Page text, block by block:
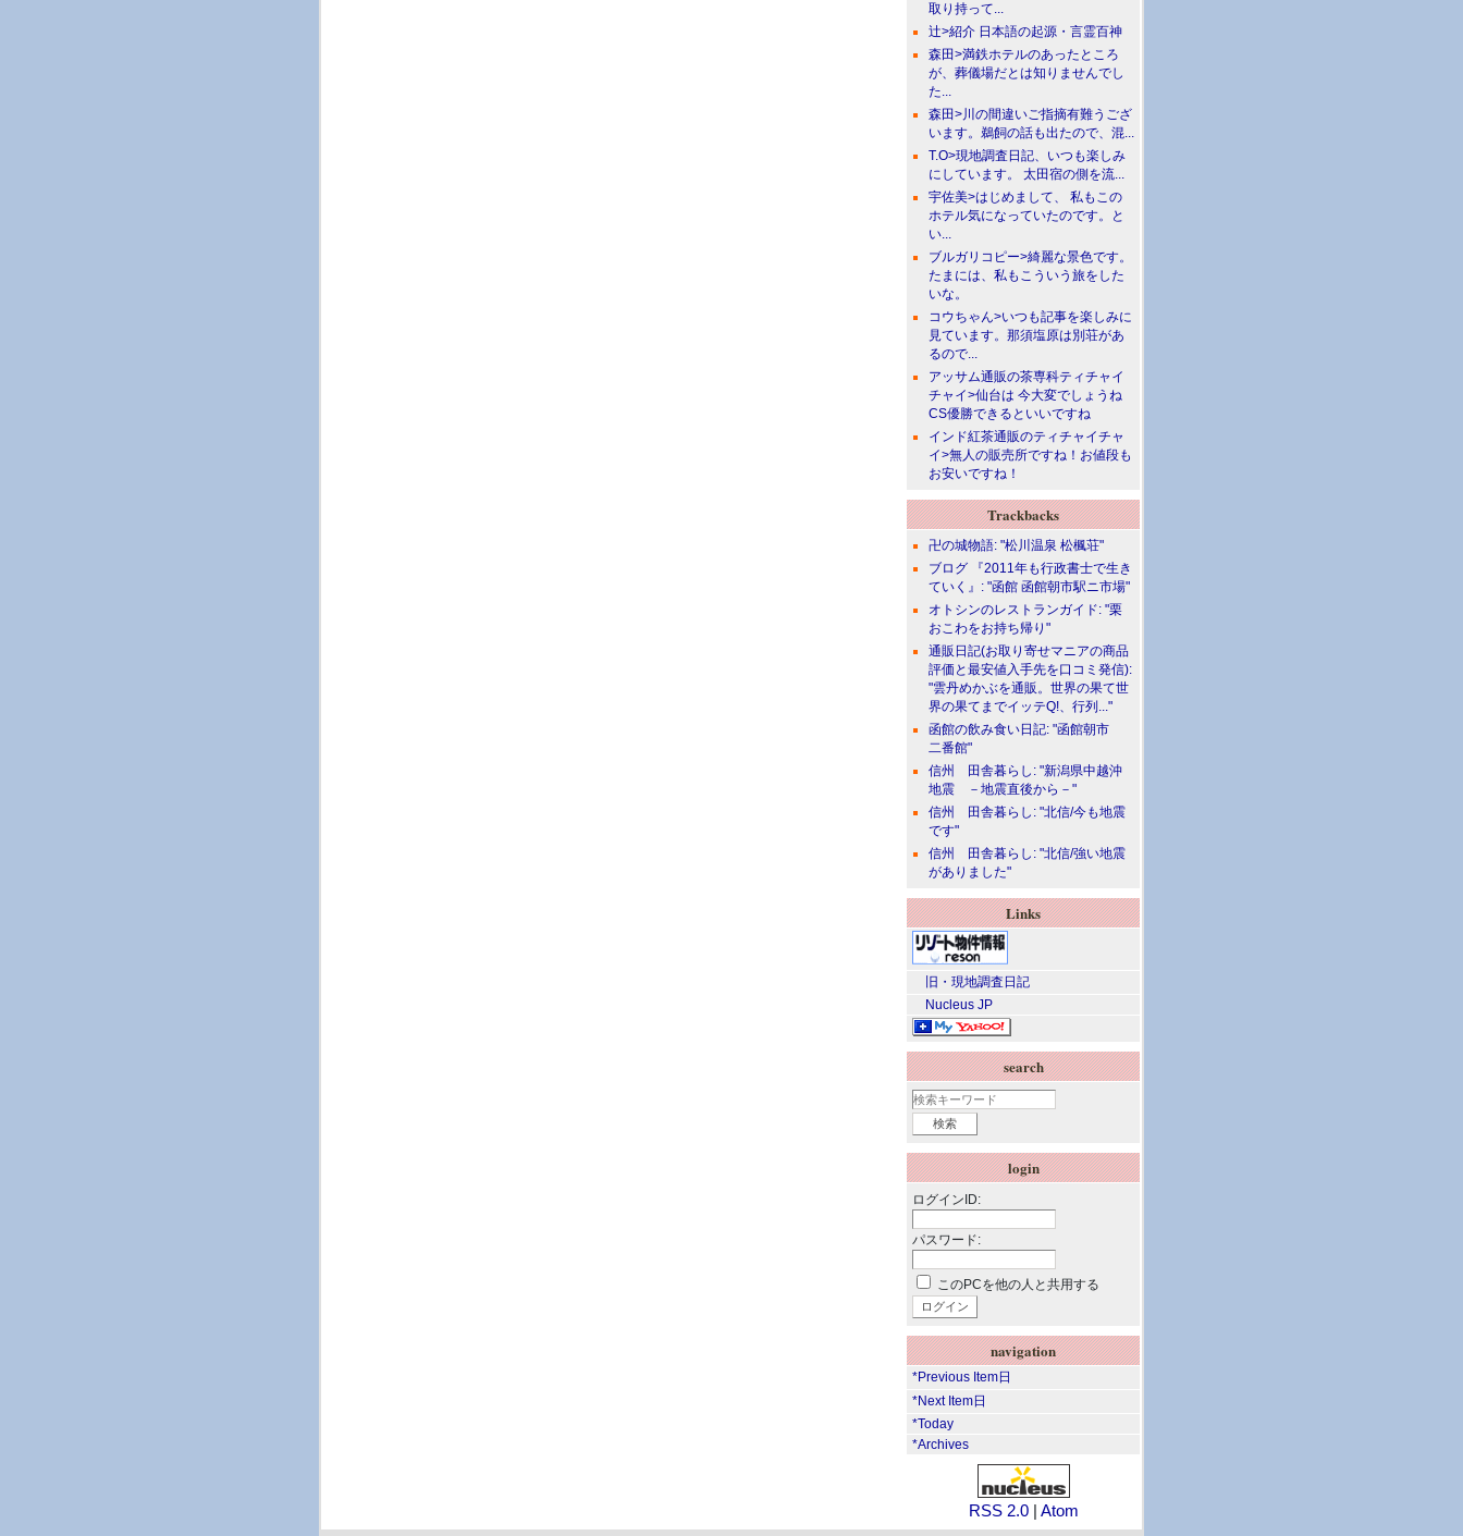
取り持って...
辻>紹介 日本語の起源・言霊百神
森田>満鉄ホテルのあったところ
が、葬儀場だとは知りませんでし
た...
森田>川の間違いご指摘有難うござ
います。鵜飼の話も出たので、混...
T.O>現地調査日記、いつも楽しみ
にしています。 太田宿の側を流...
宇佐美>はじめまして、 私もこの
ホテル気になっていたのです。と
い...
ブルガリコピー>綺麗な景色です。
たまには、私もこういう旅をした
いな。
コウちゃん>いつも記事を楽しみに
見ています。那須塩原は別荘があ
るので...
アッサム通販の茶専科ティチャイ
チャイ>仙台は 今大変でしょうね
CS優勝できるといいですね
インド紅茶通販のティチャイチャ
イ>無人の販売所ですね！お値段も
お安いですね！
Trackbacks
卍の城物語: "松川温泉 松楓荘"
ブログ 『2011年も行政書士で生き
ていく』: "函館 函館朝市駅ニ市場"
オトシンのレストランガイド: "栗
おこわをお持ち帰り"
通販日記(お取り寄せマニアの商品
評価と最安値入手先を口コミ発信):
"雲丹めかぶを通販。世界の果て世
界の果てまでイッテQ!、行列..."
函館の飲み食い日記: "函館朝市
二番館"
信州 田舎暮らし: "新潟県中越沖
地震 －地震直後から－"
信州 田舎暮らし: "北信/今も地震
です"
信州 田舎暮らし: "北信/強い地震
がありました"
Links
旧・現地調査日記
Nucleus JP
search
login
ログインID:
パスワード:
このPCを他の人と共用する
navigation
*Previous Item日
*Next Item日
*Today
*Archives
RSS 2.0| Atom